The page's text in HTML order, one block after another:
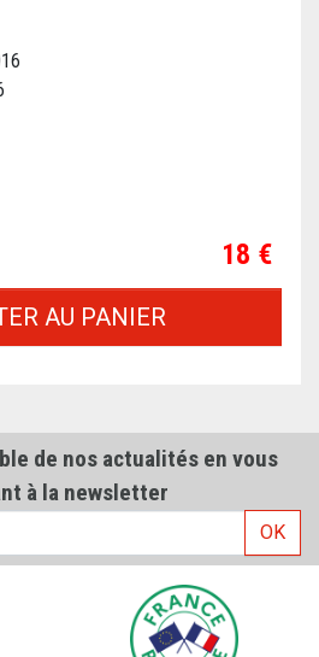
Prix
18 €
AU PANIER
de nos actualités en vous
à la newsletter
OK